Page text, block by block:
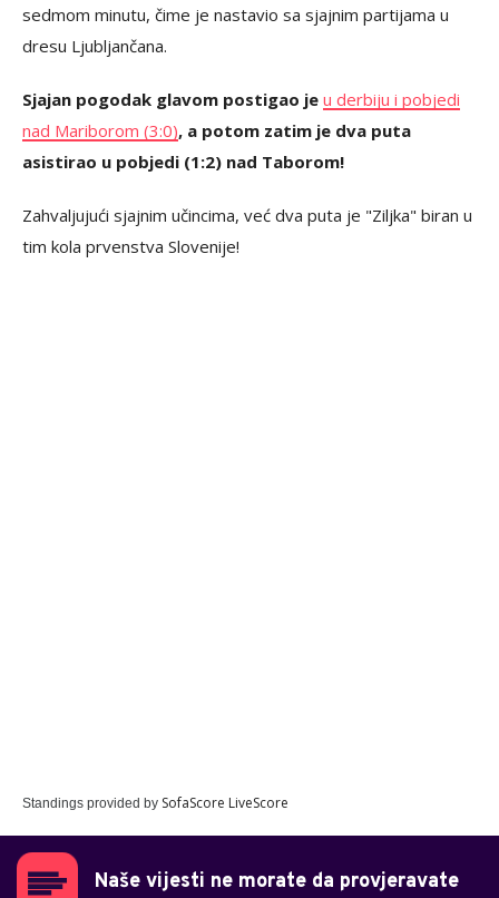
sedmom minutu, čime je nastavio sa sjajnim partijama u
dresu Ljubljančana.
Sjajan pogodak glavom postigao je u derbiju i pobjedi
nad Mariborom (3:0), a potom zatim je dva puta
asistirao u pobjedi (1:2) nad Taborom!
Zahvaljujući sjajnim učincima, već dva puta je "Ziljka" biran u
tim kola prvenstva Slovenije!
Standings provided by SofaScore LiveScore
Naše vijesti ne morate da provjeravate